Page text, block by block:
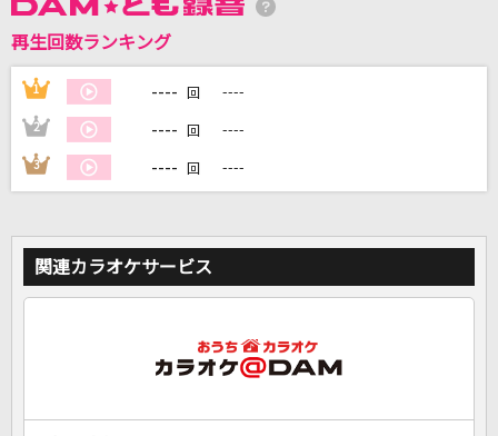
再生回数ランキング
1 ---- 回 ----
2 ---- 回 ----
3 ---- 回 ----
関連カラオケサービス